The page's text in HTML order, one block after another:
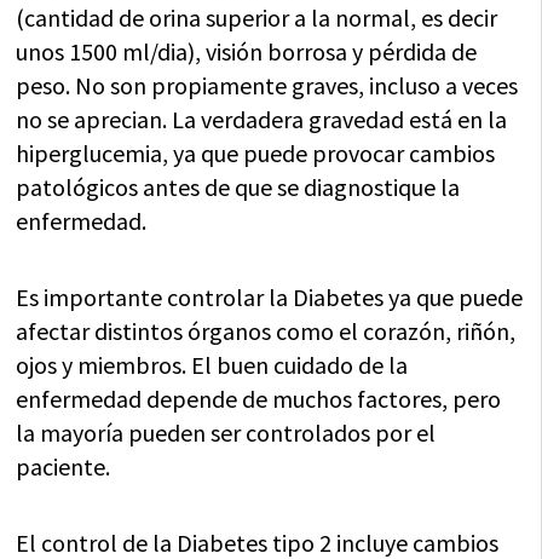
(cantidad de orina superior a la normal, es decir
unos 1500 ml/dia), visión borrosa y pérdida de
peso. No son propiamente graves, incluso a veces
no se aprecian. La verdadera gravedad está en la
hiperglucemia, ya que puede provocar cambios
patológicos antes de que se diagnostique la
enfermedad.
Es importante controlar la Diabetes ya que puede
afectar distintos órganos como el corazón, riñón,
ojos y miembros. El buen cuidado de la
enfermedad depende de muchos factores, pero
la mayoría pueden ser controlados por el
paciente.
El control de la Diabetes tipo 2 incluye cambios